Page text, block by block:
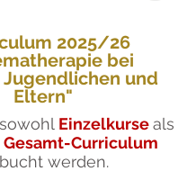
2025/26
bei
Jugendlichen und
Eltern"
Einzelkurse als
Gesamt-Curriculum
werden.